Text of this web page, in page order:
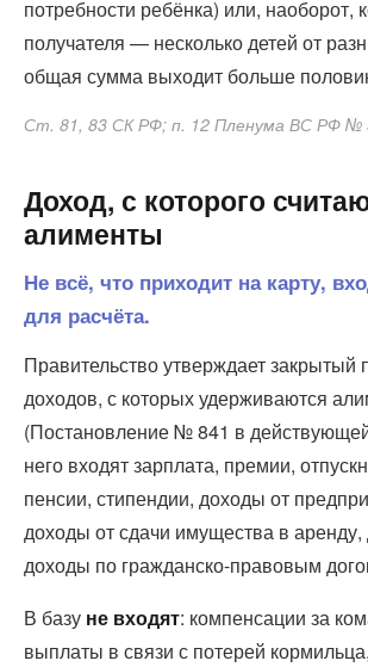
потребности ребёнка) или, наоборот,
получателя — несколько детей от
общая сумма выходит больше
Ст. 81, 83 СК РФ; п. 12 Пленума ВС РФ №
Доход, с которого
алименты
Не всё, что приходит на карту,
для расчёта.
Правительство утверждает закрытый
доходов, с которых удерживаются
(Постановление № 841 в
него входят зарплата, премии,
пенсии, стипендии, доходы от
доходы от сдачи имущества в
доходы по гражданско-правовым
В базу не входят: компенсации за
выплаты в связи с потерей